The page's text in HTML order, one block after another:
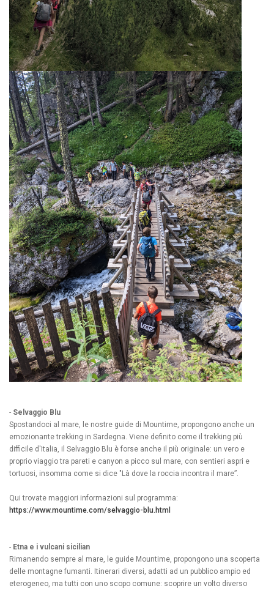
- Selvaggio Blu
Spostandoci al mare, le nostre guide di Mountime, propongono anche un
emozionante trekking in Sardegna. Viene definito come il trekking più
difficile d'Italia, il Selvaggio Blu è forse anche il più originale: un vero e
proprio viaggio tra pareti e canyon a picco sul mare, con sentieri aspri e
tortuosi, insomma come si dice "Là dove la roccia incontra il mare”.
Qui trovate maggiori informazioni sul programma:
https://www.mountime.com/selvaggio-blu.html
- Etna e i vulcani sicilian
Rimanendo sempre al mare, le guide Mountime, propongono una scoperta
delle montagne fumanti. Itinerari diversi, adatti ad un pubblico ampio ed
eterogeneo, ma tutti con uno scopo comune: scoprire un volto diverso